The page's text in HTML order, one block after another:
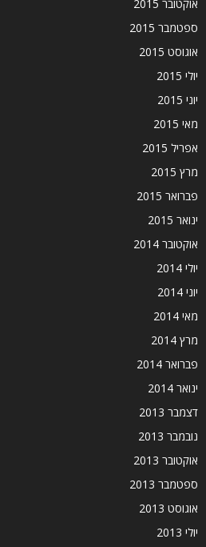
אוקטובר 2015
ספטמבר 2015
אוגוסט 2015
יולי 2015
יוני 2015
מאי 2015
אפריל 2015
מרץ 2015
פברואר 2015
ינואר 2015
אוקטובר 2014
יולי 2014
יוני 2014
מאי 2014
מרץ 2014
פברואר 2014
ינואר 2014
דצמבר 2013
נובמבר 2013
אוקטובר 2013
ספטמבר 2013
אוגוסט 2013
יולי 2013